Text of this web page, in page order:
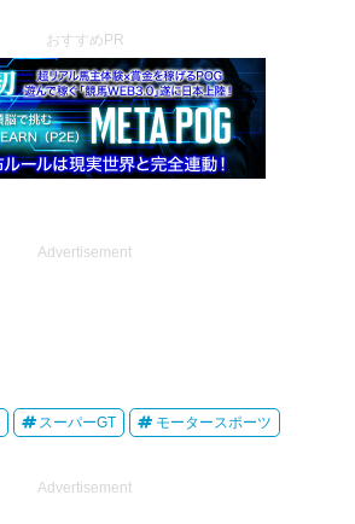
おすすめPR
Advertisement
スーパーGT モータースポーツ
Advertisement